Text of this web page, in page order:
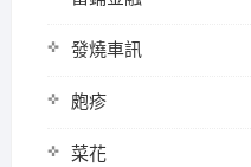
發燒車訊
皰疹
菜花